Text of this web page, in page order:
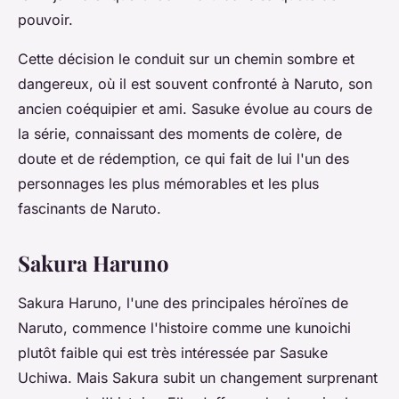
pouvoir.
Cette décision le conduit sur un chemin sombre et
dangereux, où il est souvent confronté à Naruto, son
ancien coéquipier et ami. Sasuke évolue au cours de
la série, connaissant des moments de colère, de
doute et de rédemption, ce qui fait de lui l'un des
personnages les plus mémorables et les plus
fascinants de Naruto.
Sakura Haruno
Sakura Haruno, l'une des principales héroïnes de
Naruto, commence l'histoire comme une kunoichi
plutôt faible qui est très intéressée par Sasuke
Uchiwa. Mais Sakura subit un changement surprenant